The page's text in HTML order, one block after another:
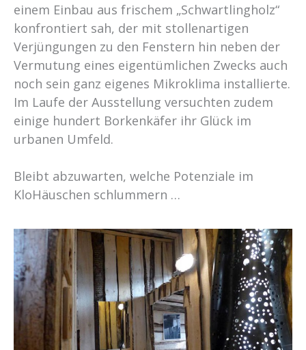
einem Einbau aus frischem „Schwartlingholz“
konfrontiert sah, der mit stollenartigen
Verjüngungen zu den Fenstern hin neben der
Vermutung eines eigentümlichen Zwecks auch
noch sein ganz eigenes Mikroklima installierte.
Im Laufe der Ausstellung versuchten zudem
einige hundert Borkenkäfer ihr Glück im
urbanen Umfeld.
Bleibt abzuwarten, welche Potenziale im
KloHäuschen schlummern …